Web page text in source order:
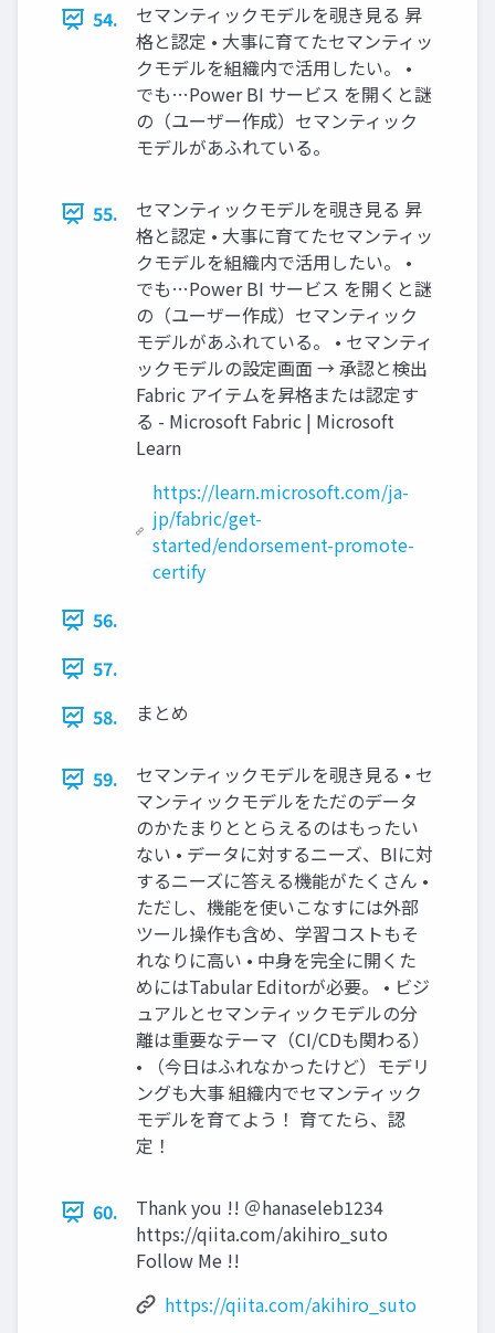
54.
セマンティックモデルを覗き見る 昇
格と認定 • 大事に育てたセマンティッ
クモデルを組織内で活用したい。 •
でも…Power BI サービス を開くと謎
の（ユーザー作成）セマンティック
モデルがあふれている。
55.
セマンティックモデルを覗き見る 昇
格と認定 • 大事に育てたセマンティッ
クモデルを組織内で活用したい。 •
でも…Power BI サービス を開くと謎
の（ユーザー作成）セマンティック
モデルがあふれている。 • セマンティ
ックモデルの設定画面 → 承認と検出
Fabric アイテムを昇格または認定す
る - Microsoft Fabric | Microsoft
Learn
https://learn.microsoft.com/ja-
jp/fabric/get-
started/endorsement-promote-
certify
56.
57.
58.
まとめ
59.
セマンティックモデルを覗き見る • セ
マンティックモデルをただのデータ
のかたまりととらえるのはもったい
ない • データに対するニーズ、BIに対
するニーズに答える機能がたくさん •
ただし、機能を使いこなすには外部
ツール操作も含め、学習コストもそ
れなりに高い • 中身を完全に開くた
めにはTabular Editorが必要。 • ビジ
ュアルとセマンティックモデルの分
離は重要なテーマ（CI/CDも関わる）
• （今日はふれなかったけど）モデリ
ングも大事 組織内でセマンティック
モデルを育てよう！ 育てたら、認
定！
60.
Thank you !! ＠hanaseleb1234
https://qiita.com/akihiro_suto
Follow Me !!
https://qiita.com/akihiro_suto